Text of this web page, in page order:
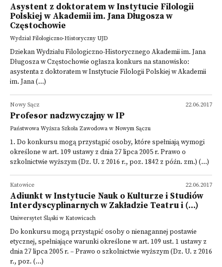
Asystent z doktoratem w Instytucie Filologii
Polskiej w Akademii im. Jana Długosza w
Częstochowie
Wydział Filologiczno-Historyczny UJD
Dziekan Wydziału Filologiczno-Historycznego Akademii im. Jana
Długosza w Częstochowie ogłasza konkurs na stanowisko:
asystenta z doktoratem w Instytucie Filologii Polskiej w Akademii
im. Jana (...)
22.06.2017
Nowy Sącz
Profesor nadzwyczajny w IP
Państwowa Wyższa Szkoła Zawodowa w Nowym Sączu
1. Do konkursu mogą przystąpić osoby, które spełniają wymogi
określone w art. 109 ustawy z dnia 27 lipca 2005 r. Prawo o
szkolnictwie wyższym (Dz. U. z 2016 r., poz. 1842 z późn. zm.) (...)
22.06.2017
Katowice
Adiunkt w Instytucie Nauk o Kulturze i Studiów
Interdyscyplinarnych w Zakładzie Teatru i (...)
Uniwersytet Śląski w Katowicach
Do konkursu mogą przystąpić osoby o nienagannej postawie
etycznej, spełniające warunki określone w art. 109 ust. 1 ustawy z
dnia 27 lipca 2005 r. – Prawo o szkolnictwie wyższym (Dz. U. z 2016
r., poz. (...)